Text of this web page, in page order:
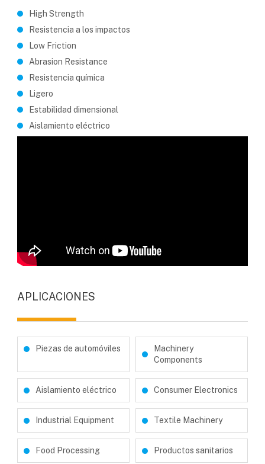
High Strength
Resistencia a los impactos
Low Friction
Abrasion Resistance
Resistencia química
Ligero
Estabilidad dimensional
Aislamiento eléctrico
APLICACIONES
Piezas de automóviles
Machinery
Components
Aislamiento eléctrico Consumer Electronics
Industrial Equipment Textile Machinery
Food Processing Productos sanitarios